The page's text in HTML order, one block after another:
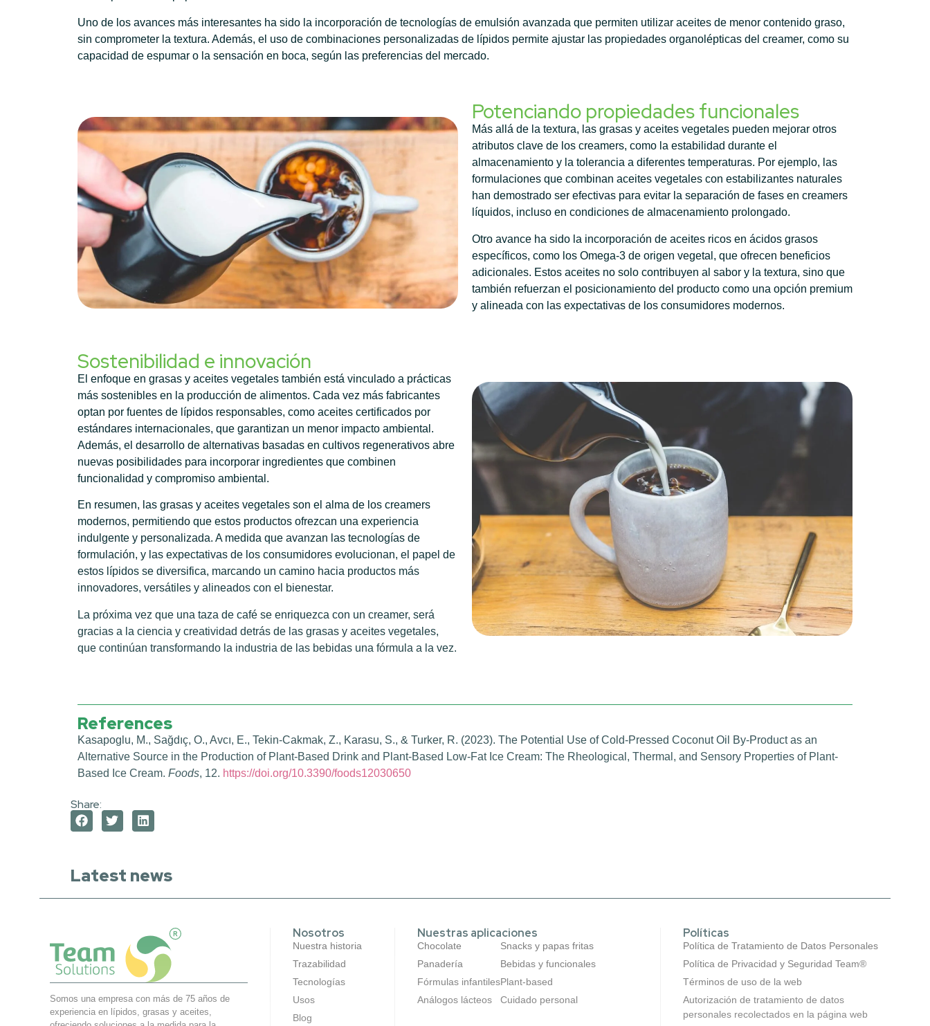
Uno de los avances más interesantes ha sido la incorporación de tecnologías de emulsión avanzada que permiten utilizar aceites de menor contenido graso,
sin comprometer la textura. Además, el uso de combinaciones personalizadas de lípidos permite ajustar las propiedades organolépticas del creamer, como su
capacidad de espumar o la sensación en boca, según las preferencias del mercado.
Potenciando propiedades funcionales
Más allá de la textura, las grasas y aceites vegetales pueden mejorar otros
atributos clave de los creamers, como la estabilidad durante el
almacenamiento y la tolerancia a diferentes temperaturas. Por ejemplo, las
formulaciones que combinan aceites vegetales con estabilizantes naturales
han demostrado ser efectivas para evitar la separación de fases en creamers
líquidos, incluso en condiciones de almacenamiento prolongado.
Otro avance ha sido la incorporación de aceites ricos en ácidos grasos
específicos, como los Omega-3 de origen vegetal, que ofrecen beneficios
adicionales. Estos aceites no solo contribuyen al sabor y la textura, sino que
también refuerzan el posicionamiento del producto como una opción premium
y alineada con las expectativas de los consumidores modernos.
Sostenibilidad e innovación
El enfoque en grasas y aceites vegetales también está vinculado a prácticas
más sostenibles en la producción de alimentos. Cada vez más fabricantes
optan por fuentes de lípidos responsables, como aceites certificados por
estándares internacionales, que garantizan un menor impacto ambiental.
Además, el desarrollo de alternativas basadas en cultivos regenerativos abre
nuevas posibilidades para incorporar ingredientes que combinen
funcionalidad y compromiso ambiental.
En resumen, las grasas y aceites vegetales son el alma de los creamers
modernos, permitiendo que estos productos ofrezcan una experiencia
indulgente y personalizada. A medida que avanzan las tecnologías de
formulación, y las expectativas de los consumidores evolucionan, el papel de
estos lípidos se diversifica, marcando un camino hacia productos más
innovadores, versátiles y alineados con el bienestar.
La próxima vez que una taza de café se enriquezca con un creamer, será
gracias a la ciencia y creatividad detrás de las grasas y aceites vegetales,
que continúan transformando la industria de las bebidas una fórmula a la vez.
References
Kasapoglu, M., Sağdıç, O., Avcı, E., Tekin‐Cakmak, Z., Karasu, S., & Turker, R. (2023). The Potential Use of Cold-Pressed Coconut Oil By-Product as an
Alternative Source in the Production of Plant-Based Drink and Plant-Based Low-Fat Ice Cream: The Rheological, Thermal, and Sensory Properties of Plant-
Based Ice Cream. Foods, 12. https://doi.org/10.3390/foods12030650
Share:
Latest news
Somos una empresa con más de 75 años de
experiencia en lípidos, grasas y aceites,
Nosotros
Nuestra historia
Trazabilidad
Tecnologías
Usos
Blog
Nuestras aplicaciones
Chocolate
Panadería
Fórmulas infantiles
Análogos lácteos
Snacks y papas fritas
Bebidas y funcionales
Plant-based
Cuidado personal
Políticas
Política de Tratamiento de Datos Personales
Política de Privacidad y Seguridad Team®
Términos de uso de la web
Autorización de tratamiento de datos
personales recolectados en la página web